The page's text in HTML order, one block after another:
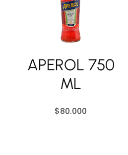
APEROL 750
ML
$80.000